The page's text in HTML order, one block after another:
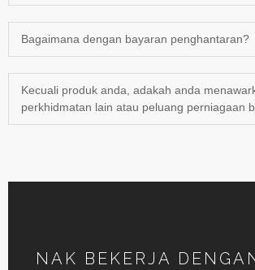
Bagaimana dengan bayaran penghantaran?
Kecuali produk anda, adakah anda
perkhidmatan lain atau peluang perniagaan
NAK BEKERJA